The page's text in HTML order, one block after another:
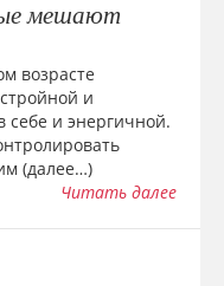
мешают
возрасте
и
себе и энергичной.
(далее…)
Читать далее